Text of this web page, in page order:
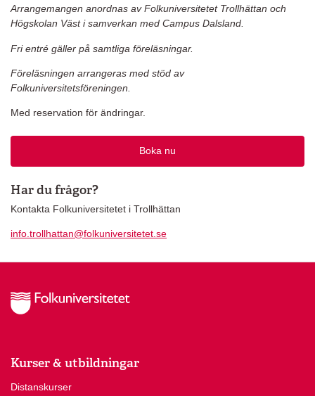
Arrangemangen anordnas av Folkuniversitetet Trollhättan och
Högskolan Väst i samverkan med Campus Dalsland.
Fri entré gäller på samtliga föreläsningar.
Föreläsningen arrangeras med stöd av
Folkuniversitetsföreningen.
Med reservation för ändringar.
Boka nu
Har du frågor?
Kontakta Folkuniversitetet i Trollhättan
info.trollhattan@folkuniversitetet.se
Kurser & utbildningar
Distanskurser